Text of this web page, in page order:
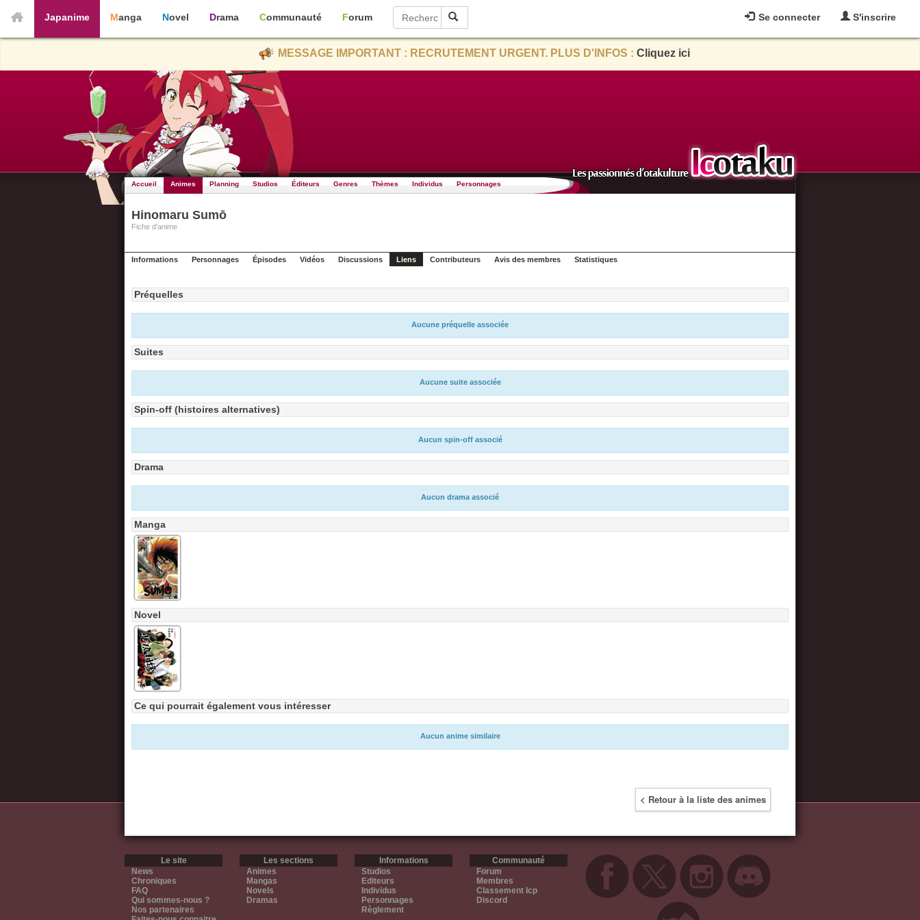
Se connecter S'inscrire
Japanime Manga Novel Drama Communauté Forum
MESSAGE IMPORTANT : RECRUTEMENT URGENT. PLUS D'INFOS : Cliquez ici
Accueil Animes Planning Studios Éditeurs Genres Thèmes Individus Personnages
Hinomaru Sumō
Fiche d'anime
Informations Personnages Épisodes Vidéos Discussions Liens Contributeurs Avis des membres Statistiques
Préquelles
Aucune préquelle associée
Suites
Aucune suite associée
Spin-off (histoires alternatives)
Aucun spin-off associé
Drama
Aucun drama associé
Manga
Novel
Ce qui pourrait également vous intéresser
Aucun anime similaire
< Retour à la liste des animes
Le site
News
Chroniques
FAQ
Qui sommes-nous ?
Nos partenaires
Les sections
Animes
Mangas
Novels
Dramas
Informations
Studios
Editeurs
Individus
Personnages
Règlement
Communauté
Forum
Membres
Classement Icp
Discord